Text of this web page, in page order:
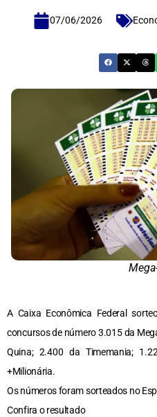
07/06/2026
A Caixa Econômica Federal
concursos de número 3.015 da
Quina; 2.400 da Timemania;
+Milionária.
Os números foram sorteados no
Confira o resultado